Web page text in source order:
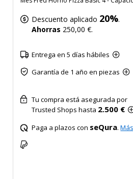
Descuento aplicado 20%.
Ahorras 250,00 €.
Entrega en 5 días hábiles
Garantía de 1 año en piezas
Tu compra está asegurada por
Trusted Shops hasta 2.500 €
Paga a plazos con seQura.